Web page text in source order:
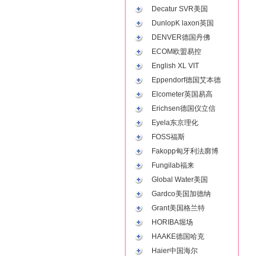
Decatur SVR美国
DunlopK laxon英国
DENVER德国丹佛
ECOM欧盟易控
English XL VIT
Eppendorf德国艾本德
Elcometer英国易高
Erichsen德国仪立信
Eyela东京理化
FOSS福斯
Fakopp匈牙利法廓博
Fungilab福来
Global Water美国
Gardco美国加德纳
Grant美国格兰特
HORIBA堀场
HAAKE德国哈克
Haier中国海尔